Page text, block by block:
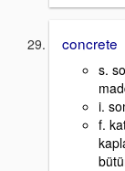
concrete
s.
i.
f.